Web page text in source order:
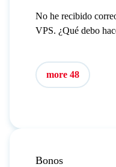
No he recibido
VPS. ¿Qué debo
more 48
Bonos